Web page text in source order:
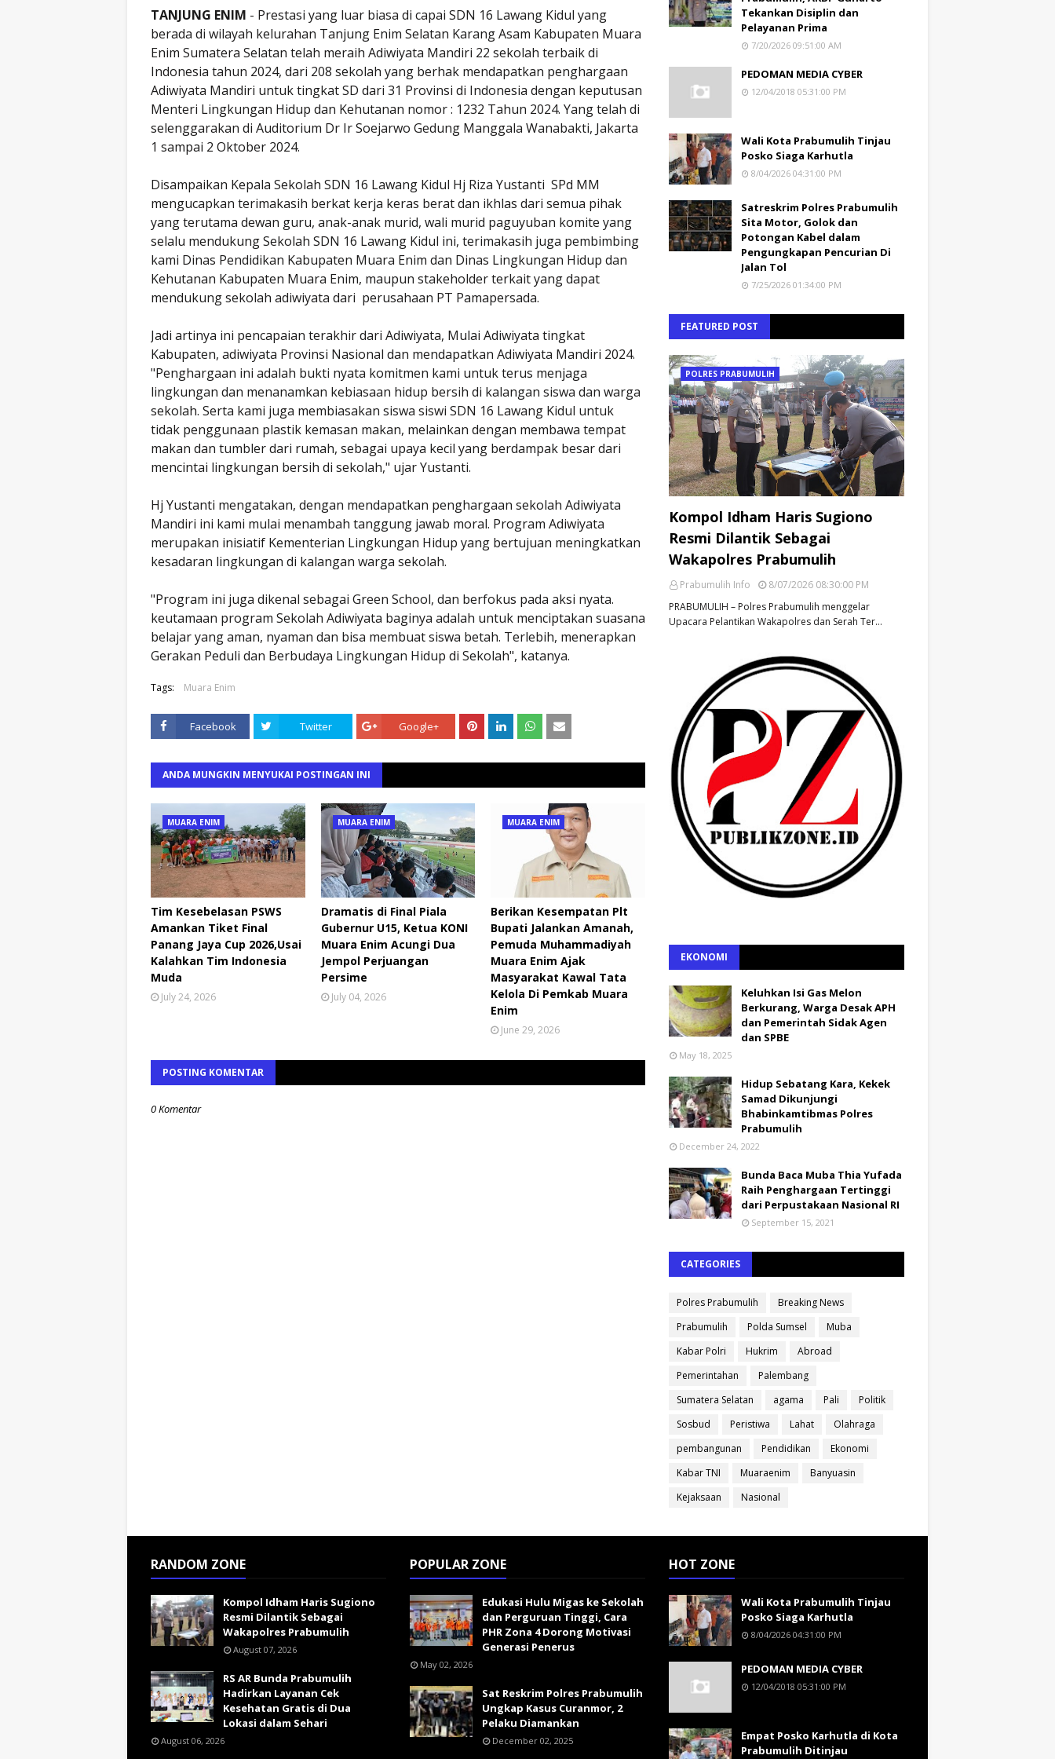
TANJUNG ENIM - Prestasi yang luar biasa di capai SDN 16 Lawang Kidul yang
berada di wilayah kelurahan Tanjung Enim Selatan Karang Asam Kabupaten Muara
Enim Sumatera Selatan telah meraih Adiwiyata Mandiri 22 sekolah terbaik di
Indonesia tahun 2024, dari 208 sekolah yang berhak mendapatkan penghargaan
Adiwiyata Mandiri untuk tingkat SD dari 31 Provinsi di Indonesia dengan keputusan
Menteri Lingkungan Hidup dan Kehutanan nomor : 1232 Tahun 2024. Yang telah di
selenggarakan di Auditorium Dr Ir Soejarwo Gedung Manggala Wanabakti, Jakarta
1 sampai 2 Oktober 2024.
Disampaikan Kepala Sekolah SDN 16 Lawang Kidul Hj Riza Yustanti SPd MM
mengucapkan terimakasih berkat kerja keras berat dan ikhlas dari semua pihak
yang terutama dewan guru, anak-anak murid, wali murid paguyuban komite yang
selalu mendukung Sekolah SDN 16 Lawang Kidul ini, terimakasih juga pembimbing
kami Dinas Pendidikan Kabupaten Muara Enim dan Dinas Lingkungan Hidup dan
Kehutanan Kabupaten Muara Enim, maupun stakeholder terkait yang dapat
mendukung sekolah adiwiyata dari perusahaan PT Pamapersada.
Jadi artinya ini pencapaian terakhir dari Adiwiyata, Mulai Adiwiyata tingkat
Kabupaten, adiwiyata Provinsi Nasional dan mendapatkan Adiwiyata Mandiri 2024.
"Penghargaan ini adalah bukti nyata komitmen kami untuk terus menjaga
lingkungan dan menanamkan kebiasaan hidup bersih di kalangan siswa dan warga
sekolah. Serta kami juga membiasakan siswa siswi SDN 16 Lawang Kidul untuk
tidak penggunaan plastik kemasan makan, melainkan dengan membawa tempat
makan dan tumbler dari rumah, sebagai upaya kecil yang berdampak besar dari
mencintai lingkungan bersih di sekolah," ujar Yustanti.
Hj Yustanti mengatakan, dengan mendapatkan penghargaan sekolah Adiwiyata
Mandiri ini kami mulai menambah tanggung jawab moral. Program Adiwiyata
merupakan inisiatif Kementerian Lingkungan Hidup yang bertujuan meningkatkan
kesadaran lingkungan di kalangan warga sekolah.
"Program ini juga dikenal sebagai Green School, dan berfokus pada aksi nyata.
keutamaan program Sekolah Adiwiyata baginya adalah untuk menciptakan suasana
belajar yang aman, nyaman dan bisa membuat siswa betah. Terlebih, menerapkan
Gerakan Peduli dan Berbudaya Lingkungan Hidup di Sekolah", katanya.
Tags: Muara Enim
Facebook Twitter Google+
ANDA MUNGKIN MENYUKAI POSTINGAN INI
MUARA ENIM
Tim Kesebelasan PSWS
Amankan Tiket Final
Panang Jaya Cup 2026,Usai
Kalahkan Tim Indonesia
Muda
July 24, 2026
MUARA ENIM
Dramatis di Final Piala
Gubernur U15, Ketua KONI
Muara Enim Acungi Dua
Jempol Perjuangan
Persime
July 04, 2026
MUARA ENIM
Berikan Kesempatan Plt
Bupati Jalankan Amanah,
Pemuda Muhammadiyah
Muara Enim Ajak
Masyarakat Kawal Tata
Kelola Di Pemkab Muara
Enim
June 29, 2026
POSTING KOMENTAR
0 Komentar
Tekankan Disiplin dan
Pelayanan Prima
7/20/2026 09:51:00 AM
PEDOMAN MEDIA CYBER
12/04/2018 05:31:00 PM
Wali Kota Prabumulih Tinjau
Posko Siaga Karhutla
8/04/2026 04:31:00 PM
Satreskrim Polres Prabumulih
Sita Motor, Golok dan
Potongan Kabel dalam
Pengungkapan Pencurian Di
Jalan Tol
7/25/2026 01:34:00 PM
FEATURED POST
POLRES PRABUMULIH
Kompol Idham Haris Sugiono
Resmi Dilantik Sebagai
Wakapolres Prabumulih
Prabumulih Info
8/07/2026 08:30:00 PM
PRABUMULIH – Polres Prabumulih menggelar
Upacara Pelantikan Wakapolres dan Serah Ter…
EKONOMI
Keluhkan Isi Gas Melon
Berkurang, Warga Desak APH
dan Pemerintah Sidak Agen
dan SPBE
May 18, 2025
Hidup Sebatang Kara, Kekek
Samad Dikunjungi
Bhabinkamtibmas Polres
Prabumulih
December 24, 2022
Bunda Baca Muba Thia Yufada
Raih Penghargaan Tertinggi
dari Perpustakaan Nasional RI
September 15, 2021
CATEGORIES
Polres Prabumulih
Breaking News
Prabumulih
Polda Sumsel
Muba
Kabar Polri
Hukrim
Abroad
Pemerintahan
Palembang
Sumatera Selatan
agama Pali
Politik
Sosbud
Peristiwa Lahat
Olahraga
pembangunan
Pendidikan
Ekonomi
Kabar TNI
Muaraenim
Banyuasin
Kejaksaan
Nasional
RANDOM ZONE
Kompol Idham Haris Sugiono
Resmi Dilantik Sebagai
Wakapolres Prabumulih
August 07, 2026
RS AR Bunda Prabumulih
Hadirkan Layanan Cek
Kesehatan Gratis di Dua
Lokasi dalam Sehari
August 06, 2026
POPULAR ZONE
Edukasi Hulu Migas ke Sekolah
dan Perguruan Tinggi, Cara
PHR Zona 4 Dorong Motivasi
Generasi Penerus
May 02, 2026
Sat Reskrim Polres Prabumulih
Ungkap Kasus Curanmor, 2
Pelaku Diamankan
December 02, 2025
HOT ZONE
Wali Kota Prabumulih Tinjau
Posko Siaga Karhutla
8/04/2026 04:31:00 PM
PEDOMAN MEDIA CYBER
12/04/2018 05:31:00 PM
Empat Posko Karhutla di Kota
Prabumulih Ditinjau